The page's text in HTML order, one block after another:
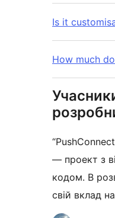
Is it
How much
— проект з
кодом. В
свій вклад